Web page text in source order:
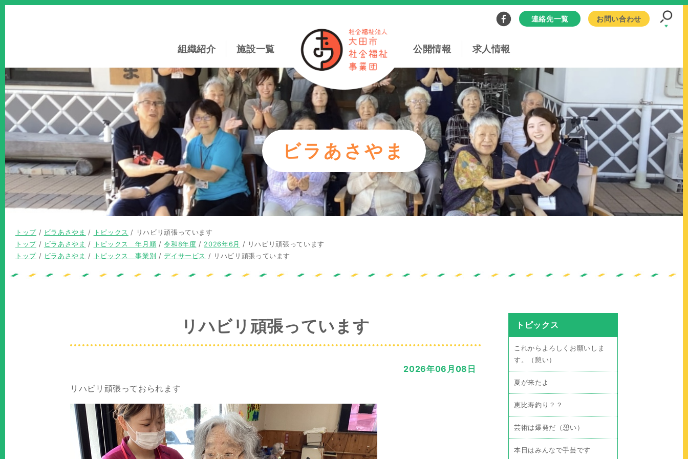
このページの本文へ
連絡先一覧 お問い合わせ
組織紹介 施設一覧 公開情報 求人情報
ビラあさやま
現
在
の
トップ/ ビラあさやま / トピックス /
リハビリ頑張っています
現
在
トップ/ ビラあさやま / トピックス 年月順 /令和8年度 / 2026年6月 / リハビリ頑張っています
現
トップ/ ビラあさやま / トピックス 事業別 /デイサービス / リハビリ頑張っています
リハビリ頑張っています
2026年06月08日
リハビリ頑張っておられます
トピックス
これからよろしくお願いしま
す。（憩い）
夏が来たよ
恵比寿釣り？？
芸術は爆発だ（憩い）
本日はみんなで手芸です